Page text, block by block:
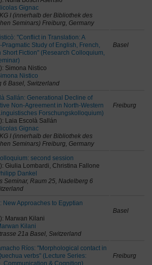
Gignac
I (innerhalb der Bibliothek des
Seminars) Freiburg, Germany
"Conflict in Translation: A
Pragmatic Study of English, French,
Short Fiction" (Research Colloquium,
Simona Nistico
Nistico
6 Basel, Switzerland
Basel
Sallán: Generational Decline of
Non-Agreement in North-Western
Forschungskolloquium)
Laia Escolà Sallán
Gignac
I (innerhalb der Bibliothek des
Seminars) Freiburg, Germany
Freiburg
second session
Giulia Lombardi, Christina Fallone
Dankel
Seminar, Raum 25, Nadelberg 6
New Approaches to Egyptian
Marwan Kilani
Kilani
21a Basel, Switzerland
Basel
Ríos: "Morphological contact in
verbs" (Lecture Series:
Communication & Cognition)
Freiburg